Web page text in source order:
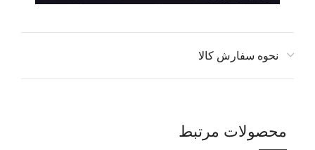
نحوه سفارش کالا
محصولات مرتبط